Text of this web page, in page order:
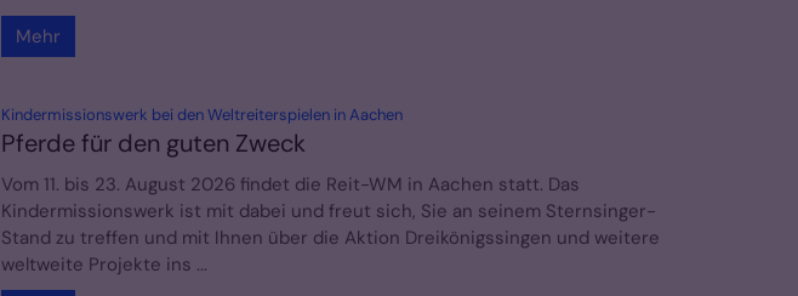
Mehr
Kindermissionswerk bei den Weltreiterspielen in Aachen:
Pferde für den guten Zweck
Vom 11. bis 23. August 2026 findet die Reit-WM in Aachen statt. Das
Kindermissionswerk ist mit dabei und freut sich, Sie an seinem Sternsinger-
Stand zu treffen und mit Ihnen über die Aktion Dreikönigssingen und weitere
weltweite Projekte ins ...